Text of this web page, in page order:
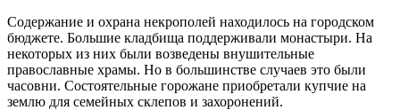
Содержание и охрана некрополей находилось на городском
бюджете. Большие кладбища поддерживали монастыри. На
некоторых из них были возведены внушительные
православные храмы. Но в большинстве случаев это были
часовни. Состоятельные горожане приобретали купчие на
землю для семейных склепов и захоронений.